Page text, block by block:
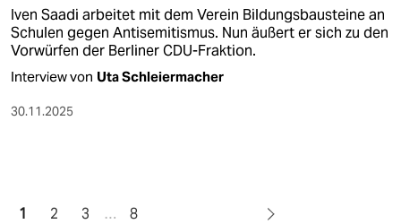
Iven Saadi arbeitet mit dem Verein Bildungsbausteine an
Schulen gegen Antisemitismus. Nun äußert er sich zu den
Vorwürfen der Berliner CDU-Fraktion.
Interview von Uta Schleiermacher
30.11.2025
1 2 3 … 8